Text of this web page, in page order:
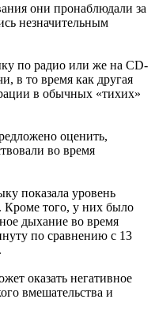
они пронаблюдали за
незначительным
по радио или же на CD-
в то время как другая
в обычных «тихих»
оценить,
во время
показала уровень
Кроме того, у них было
дыхание во время
по сравнению с 13
оказать негативное
вмешательства и